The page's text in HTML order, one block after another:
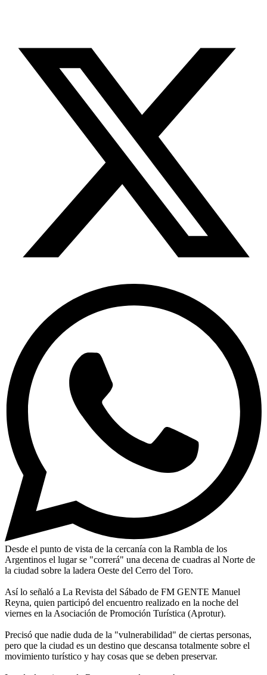
Desde el punto de vista de la cercanía con la Rambla de los
Argentinos el lugar se "correrá" una decena de cuadras al Norte de
la ciudad sobre la ladera Oeste del Cerro del Toro.
Así lo señaló a La Revista del Sábado de FM GENTE Manuel
Reyna, quien participó del encuentro realizado en la noche del
viernes en la Asociación de Promoción Turística (Aprotur).
Precisó que nadie duda de la "vulnerabilidad" de ciertas personas,
pero que la ciudad es un destino que descansa totalmente sobre el
movimiento turístico y hay cosas que se deben preservar.